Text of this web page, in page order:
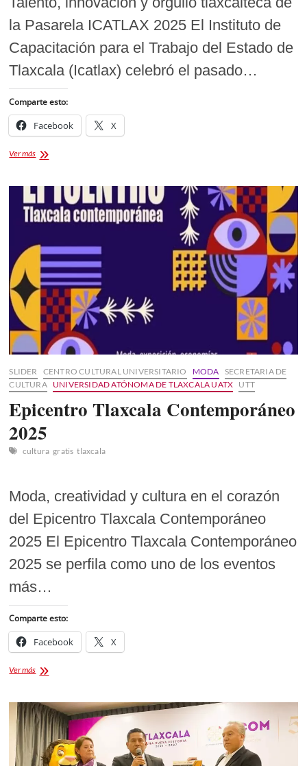
la Pasarela ICATLAX 2025 El Instituto de
Capacitación para el Trabajo del Estado de
Tlaxcala (Icatlax) celebró el pasado…
Comparte esto:
Facebook X
Ver másPasarela
SLIDER CENTRO CULTURAL UNIVERSITARIO MODA SECRETARIA DE
CULTURA
UNIVERSIDAD ATÓNOMA DE TLAXCALA UATX UTT
Epicentro Tlaxcala Contemporáneo
2025
cultura gratis tlaxcala
Moda, creatividad y cultura en el corazón
del Epicentro Tlaxcala Contemporáneo
2025 El Epicentro Tlaxcala Contemporáneo
2025 se perfila como uno de los eventos
más…
Comparte esto:
Facebook X
Ver másEpicentro
2025